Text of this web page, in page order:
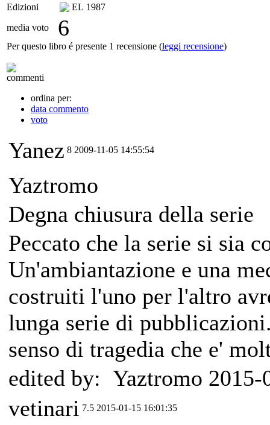
Edizioni EL 1987
media voto
6
Per questo libro é presente 1 recensione (leggi recensione)
commenti
ordina per:
data commento
voto
Yanez 8 2009-11-05 14:55:54
Yaztromo
Degna chiusura della serie
Peccato che la serie si sia
Un'ambiantazione e una
costruiti l'uno per l'altro
lunga serie di
senso di tragedia che e'
edited by: Yaztromo 2015-
vetinari 7.5 2015-01-15 16:01:35